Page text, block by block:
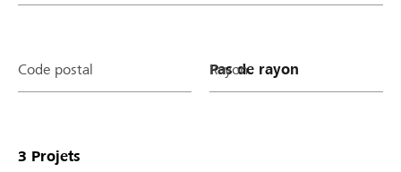
Code postal Rayon
3 Projets